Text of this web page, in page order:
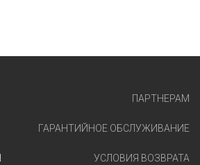
ПАРТНЕРАМ
ГАРАНТИЙНОЕ ОБСЛУЖИВАНИЕ
УСЛОВИЯ ВОЗВРАТА